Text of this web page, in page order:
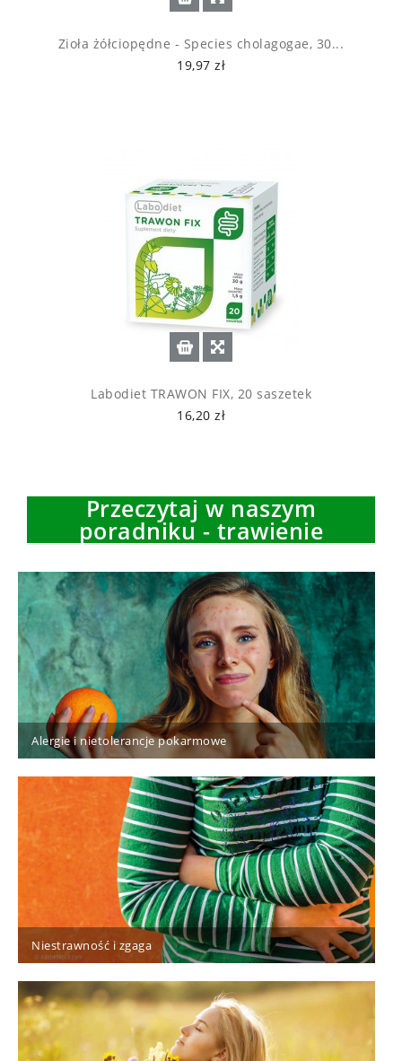
Zioła żółciopędne - Species cholagogae, 30...
19,97 zł
Labodiet TRAWON FIX, 20 saszetek
16,20 zł
Przeczytaj w naszym
poradniku - trawienie
Alergie i nietolerancje pokarmowe
Niestrawność i zgaga